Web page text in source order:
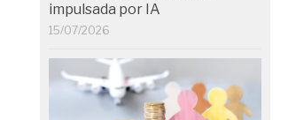
impulsada por IA
15/07/2026